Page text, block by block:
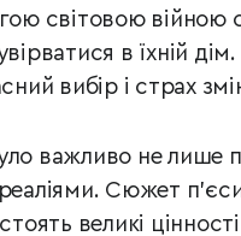
світовою війною
в їхній
вибір і страх
важливо не лише
Сюжет
великі